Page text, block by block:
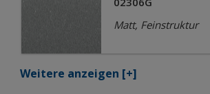
Matt, Feinstruktur
Weitere anzeigen [+]